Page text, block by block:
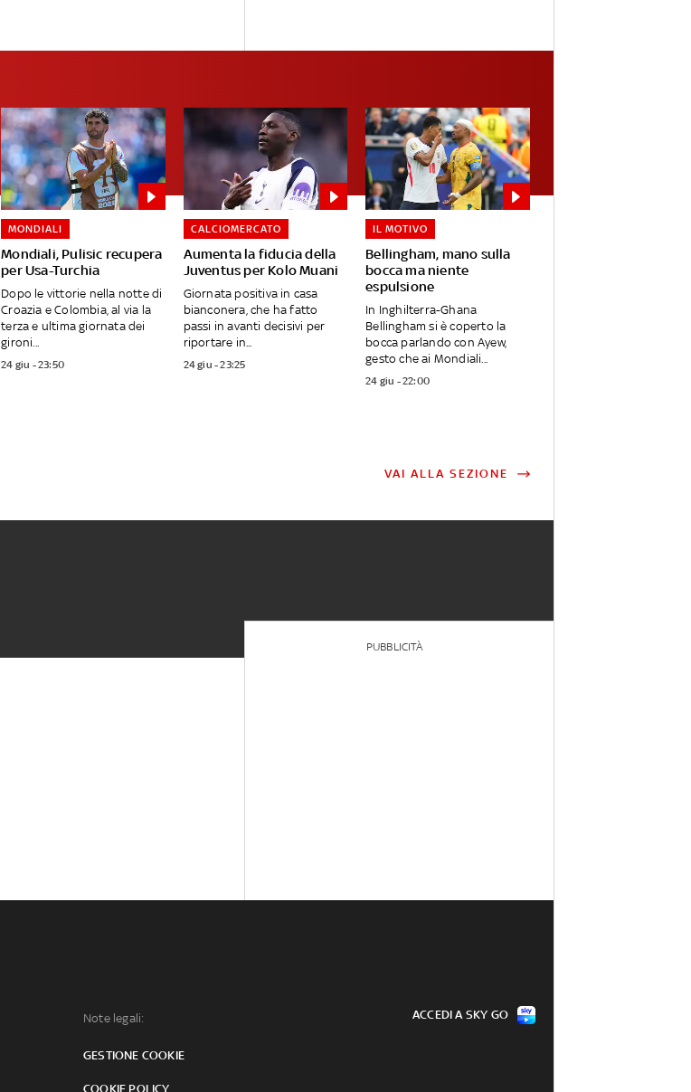
Mondiali, Pulisic recupera
per Usa-Turchia
MONDIALI
Dopo le vittorie nella notte di
Croazia e Colombia, al via la
terza e ultima giornata dei
gironi...
24 giu - 23:50
Aumenta la fiducia della
Juventus per Kolo Muani
CALCIOMERCATO
Giornata positiva in casa
bianconera, che ha fatto
passi in avanti decisivi per
riportare in...
24 giu - 23:25
Bellingham, mano sulla
bocca ma niente
espulsione
IL MOTIVO
In Inghilterra-Ghana
Bellingham si è coperto la
bocca parlando con Ayew,
gesto che ai Mondiali...
24 giu - 22:00
VAI ALLA SEZIONE
PUBBLICITÀ
Note legali:
GESTIONE COOKIE
COOKIE POLICY
ACCEDI A SKY GO